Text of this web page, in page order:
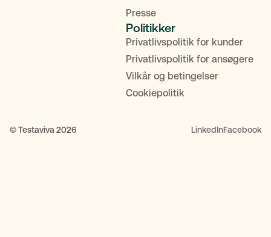
Presse
Politikker
Privatlivspolitik for kunder
Privatlivspolitik for ansøgere
Vilkår og betingelser
Cookiepolitik
© Testaviva 2026 LinkedInFacebook